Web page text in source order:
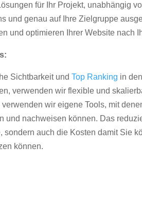
für Ihr Projekt, unabhängig
und genau auf Ihre Zielgruppe
und optimieren Ihrer Website nach
Sichtbarkeit undTop Ranking in
verwenden wir flexible und
wir eigene Tools, mit
und nachweisen können. Das
sondern auch die Kosten damit Sie
können.